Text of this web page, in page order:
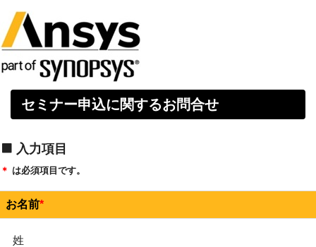
セミナー申込に関するお問合せ
入力項目
＊ は必須項目です。
お名前
姓